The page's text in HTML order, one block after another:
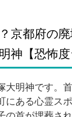
京都府の
神【恐怖
大明神です。
にある心霊ス